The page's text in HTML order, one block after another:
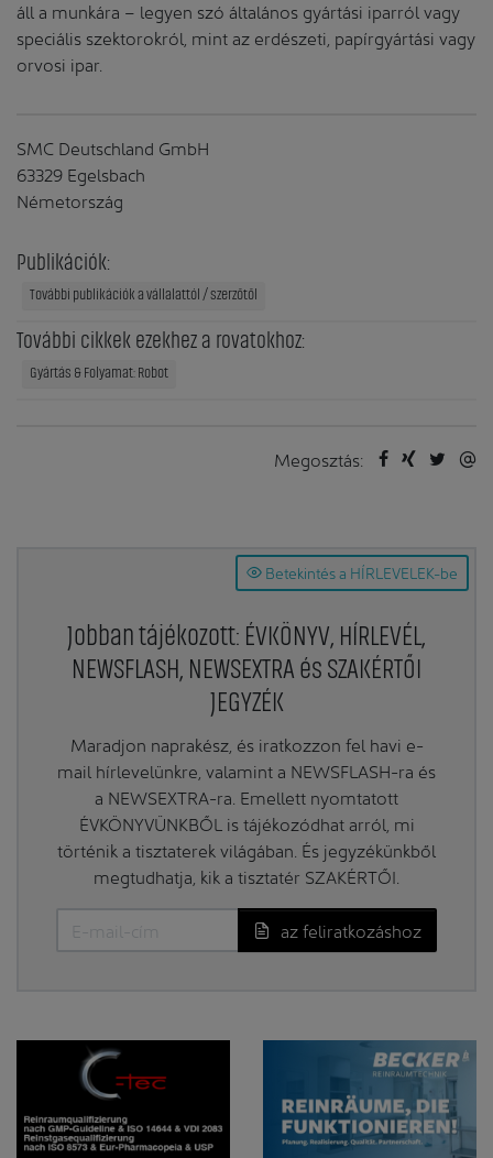
áll a munkára – legyen szó általános gyártási iparról vagy
speciális szektorokról, mint az erdészeti, papírgyártási vagy
orvosi ipar.
SMC Deutschland GmbH
63329 Egelsbach
Németország
Publikációk:
További publikációk a vállalattól / szerzőtől
További cikkek ezekhez a rovatokhoz:
Gyártás & Folyamat: Robot
Megosztás:
Betekintés a HÍRLEVELEK-be
Jobban tájékozott: ÉVKÖNYV, HÍRLEVÉL,
NEWSFLASH, NEWSEXTRA és SZAKÉRTŐI
JEGYZÉK
Maradjon naprakész, és iratkozzon fel havi e-
mail hírlevelünkre, valamint a NEWSFLASH-ra és
a NEWSEXTRA-ra. Emellett nyomtatott
ÉVKÖNYVÜNKBŐL is tájékozódhat arról, mi
történik a tisztaterek világában. És jegyzékünkből
megtudhatja, kik a tisztatér SZAKÉRTŐI.
az feliratkozáshoz